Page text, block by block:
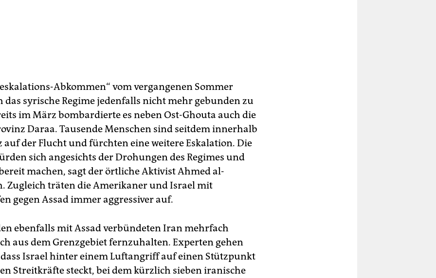
Abkommen“ vom vergangenen Sommer
das syrische Regime jedenfalls nicht mehr gebunden zu
im März bombardierte es neben Ost-Ghouta auch die
Daraa. Tausende Menschen sind seitdem innerhalb
auf der Flucht und fürchten eine weitere Eskalation. Die
sich angesichts der Drohungen des Regimes und
machen, sagt der örtliche Aktivist Ahmed al-
Zugleich träten die Amerikaner und Israel mit
gegen Assad immer aggressiver auf.
ebenfalls mit Assad verbündeten Iran mehrfach
aus dem Grenzgebiet fernzuhalten. Experten gehen
dass Israel hinter einem Luftangriff auf einen Stützpunkt
Streitkräfte steckt, bei dem kürzlich sieben iranische